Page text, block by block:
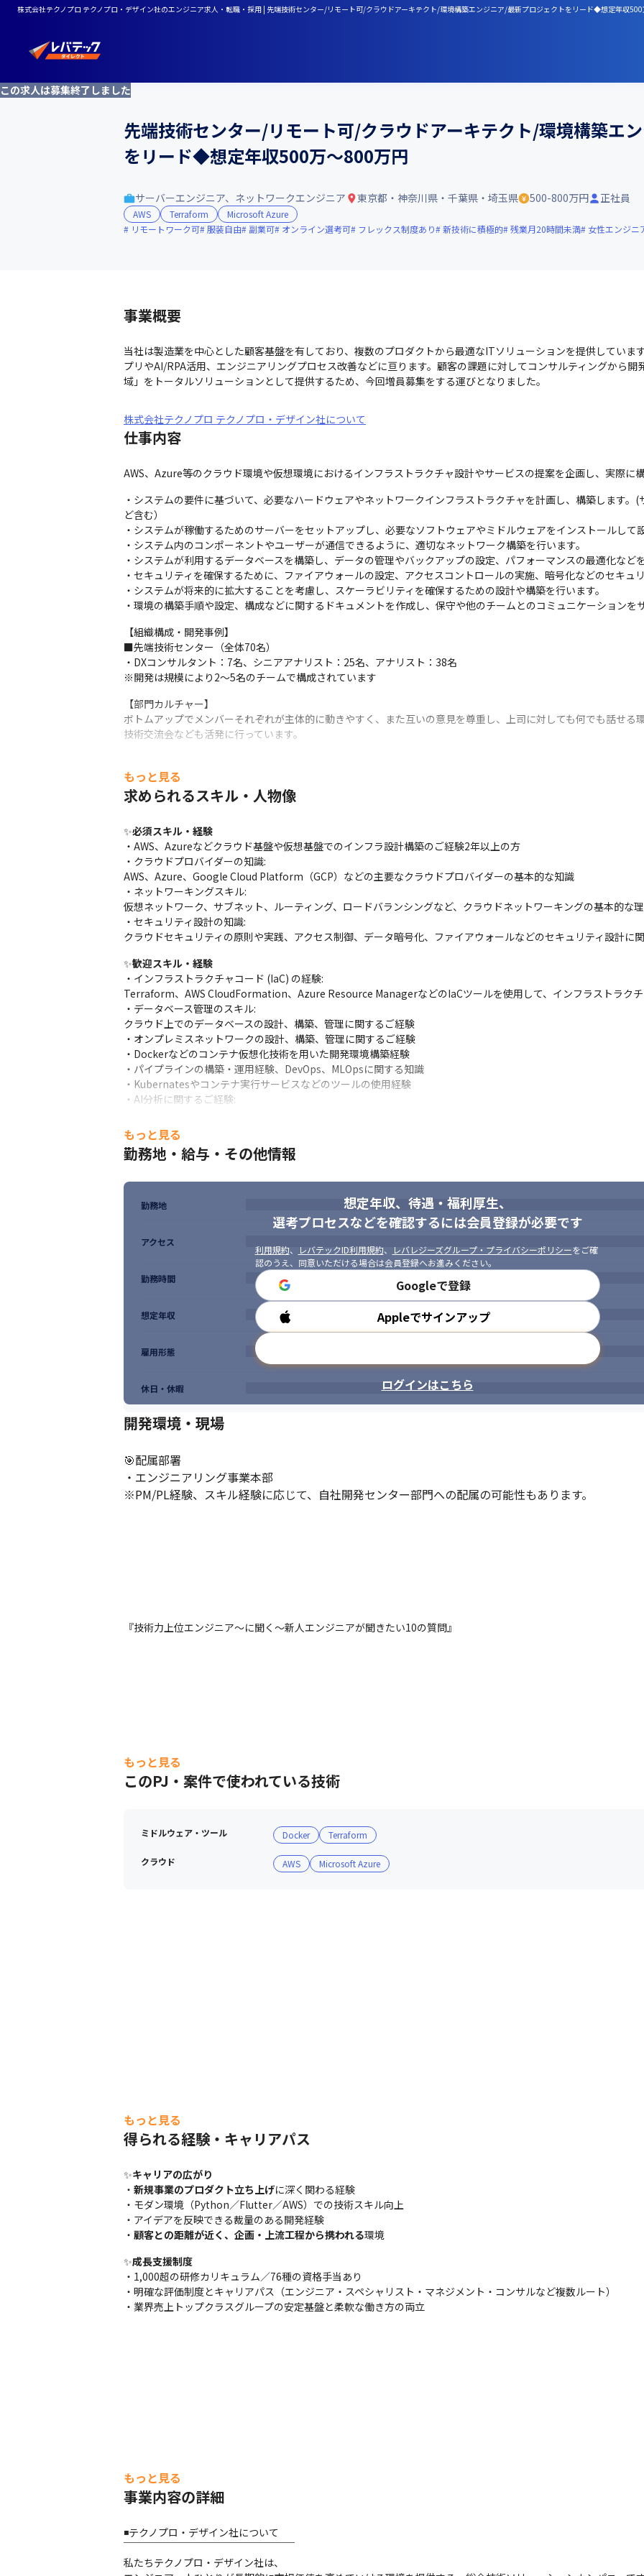
株式会社テクノプロ テクノプロ・デザイン社のエンジニア求人・転職・採用 | 先端技術センター/リモート可/クラウドアーキテクト/環境構築エンジニア/最新プロジェクトをリード◆想定年収
この求人は募集終了しました
先端技術センター/リモート可/クラウドアーキテクト/環境構築エ
をリード◆想定年収500万～800万円
サーバーエンジニア、ネットワークエンジニア 東京都・神奈川県・千葉県・埼玉県 500-800万円 正社員
AWS Terraform
Microsoft Azure
リモートワーク可 服装自由 副業可 オンライン選考可 フレックス制度あり 新技術に積極的 残業月20時間未満 女性エンジニ
事業概要
当社は製造業を中心とした顧客基盤を有しており、複数のプロダクトから最適なITソリューションを提供していま
プリやAI/RPA活用、エンジニアリングプロセス改善などに亘ります。顧客の課題に対してコンサルティングから
域」をトータルソリューションとして提供するため、今回増員募集をする運びとなりました。
株式会社テクノプロ テクノプロ・デザイン社について
仕事内容
AWS、Azure等のクラウド環境や仮想環境におけるインフラストラクチャ設計やサービスの提案を企画し、実際に
・システムの要件に基づいて、必要なハードウェアやネットワークインフラストラクチャを計画し、構築します。
ど含む）
・システムが稼働するためのサーバーをセットアップし、必要なソフトウェアやミドルウェアをインストールして
・システム内のコンポーネントやユーザーが通信できるように、適切なネットワーク構築を行います。
・システムが利用するデータベースを構築し、データの管理やバックアップの設定、パフォーマンスの最適化などを
・セキュリティを確保するために、ファイアウォールの設定、アクセスコントロールの実施、暗号化などのセキュ
・システムが将来的に拡大することを考慮し、スケーラビリティを確保するための設計や構築を行います。
・環境の構築手順や設定、構成などに関するドキュメントを作成し、保守や他のチームとのコミュニケーションを
【組織構成・開発事例】
■先端技術センター（全体70名）
・DXコンサルタント：7名、シニアアナリスト：25名、アナリスト：38名
※開発は規模により2～5名のチームで構成されています
【部門カルチャー】
ボトムアップでメンバーそれぞれが主体的に動きやすく、また互いの意見を尊重し、上司に対しても何でも話せる環
技術交流会なども活発に行っています。
・大手顧客や社会に無くてはならないシステムやソリューションを支える業務に携わることができます。
・チームビルディングから携わる達成感を味わうことができるとともに、上流工程からの顧客提案に携わることがで
ご経験やご希望により、要件定義工程や上流工程の設計、PL、PMもお任せします。
✅テクノプロ・デザイン社なら、
「10年後も最前線で戦えるキャリア」を実現できる環境があります
【キャリア起点で最適なマッチング】
常時1,000件を超えるプロジェクトの中から、エンジニア一人ひとりの希望や強みに合わせたチーム配属を行ってい
単に空いている案件に人を当てはめるのではなく、「どんな技術者として成長したいか」というキャリア視点を起
要件定義・設計・検討といった上流工程に関わる機会も多く、言われた通りに手を動かすだけの業務に留まらず、
クト全体に影響を与える役割を担います。
【チーム環境だから、相談・レビューを通じて成長できる】
顧客先での業務においても、テクノプロ・デザイン社の社員がチームとして参画しています。
一人で現場に入り孤立することは少なく、日常的に技術相談やレビュー、ノウハウ共有が行われる環境です。
特定の会社や製品だけに閉じた経験ではなく、業界・技術領域の異なるプロジェクトに関わることで、どこでも通
ことができます。
【長期的にキャリアを築ける働きやすさ】
完全週休2日制、残業月平均10時間程度に加え、寮社宅制度やパパママ育児応援金制度など、ライフステージの変
研修カリキュラムは1,000超。
当社は大手メーカー向けに技術者研修を行うほど、先端技術教育に力を入れています。
スキルアップ研修に加え、PM研修やプレゼン研修など100以上のプログラムを通じて、技術力だけでなく、役割を
評価は、「個人の取り組み」＋「顧客・営業・チームリーダーなどからの外部評価」を軸としたコンピテンシー評価
入社時の年収決定はもちろん、入社後の評価基準も明確。
何を伸ばせば評価されるかが分かる仕組みのため、自身の成長に応じて、評価ランク・年収アップを目指すことがで
★キャリアデザインアドバイザー制度：
専任の社員がメンターとなり、市場価値向上に向けてあなたをサポートします！
公募によって選ばれた社員に対し通常の予算や権限を越え、自己実現をサポートする制度です！
もっと見る
求められるスキル・人物像
✨必須スキル・経験
・AWS、Azureなどクラウド基盤や仮想基盤でのインフラ設計構築のご経験2年以上の方
・クラウドプロバイダーの知識:
AWS、Azure、Google Cloud Platform（GCP）などの主要なクラウドプロバイダーの基本的な知識
・ネットワーキングスキル:
仮想ネットワーク、サブネット、ルーティング、ロードバランシングなど、クラウドネットワーキングの基本的な
・セキュリティ設計の知識:
クラウドセキュリティの原則や実践、アクセス制御、データ暗号化、ファイアウォールなどのセキュリティ設計に
✨歓迎スキル・経験
・インフラストラクチャコード (IaC) の経験:
Terraform、AWS CloudFormation、Azure Resource ManagerなどのIaCツールを使用して、インフラストラク
・データベース管理のスキル:
クラウド上でのデータベースの設計、構築、管理に関するご経験
・オンプレミスネットワークの設計、構築、管理に関するご経験
・Dockerなどのコンテナ仮想化技術を用いた開発環境構築経験
・パイプラインの構築・運用経験、DevOps、MLOpsに関する知識
・Kubernatesやコンテナ実行サービスなどのツールの使用経験
・AI分析に関するご経験:
🎯こんな方を歓迎します
・カスタマーファースト思考
・顧客や開発チームを巻き込んで、より良い提案を実現できる方
・様々なデータが扱える環境で分析したい方
・様々な業界の経験を積みたい方
・新技術のキャッチアップ意欲が高い方
もっと見る
勤務地・給与・その他情報
想定年収、待遇・福利厚生、
選考プロセスなどを確認するには会員登録が必要です
利用規約、 レバテックID利用規約、 レバレジーズグループ・プライバシーポリシーをご確
認のうえ、同意いただける場合は会員登録へお進みください。
Googleで登録
Appleでサインアップ
ログインはこちら
勤務地
アクセス
勤務時間
想定年収
雇用形態
休日・休暇
開発環境・現場
🎯配属部署
・エンジニアリング事業本部
※PM/PL経験、スキル経験に応じて、自社開発センター部門への配属の可能性もあります。
『技術力上位エンジニア～に聞く～新人エンジニアが聞きたい10の質問』
もっと見る
このPJ・案件で使われている技術
ミドルウェア・ツール Docker Terraform
クラウド AWS Microsoft Azure
もっと見る
得られる経験・キャリアパス
✨キャリアの広がり
・ 新規事業のプロダクト立ち上げに深く関わる経験
・モダン環境（Python／Flutter／AWS）での技術スキル向上
・アイデアを反映できる裁量のある開発経験
・ 顧客との距離が近く、企画・上流工程から携われる環境
✨成長支援制度
・1,000超の研修カリキュラム／76種の資格手当あり
・明確な評価制度とキャリアパス（エンジニア・スペシャリスト・マネジメント・コンサルなど複数ルート）
・業界売上トップクラスグループの安定基盤と柔軟な働き方の両立
もっと見る
事業内容の詳細
◾️テクノプロ・デザイン社について
￣￣￣￣￣￣￣￣￣￣￣￣￣￣￣￣￣
私たちテクノプロ・デザイン社は、